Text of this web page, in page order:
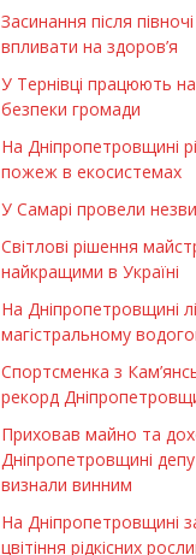
Засинання після
впливати на здоров’я
У Тернівці працюють
безпеки громади
На Дніпропетровщині
пожеж в екосистемах
У Самарі провели
Світлові рішення
найкращими в Україні
На Дніпропетровщині
магістральному
Спортсменка з
рекорд
Приховав майно та
Дніпропетровщині
визнали винним
На Дніпропетровщині
цвітіння рідкісних